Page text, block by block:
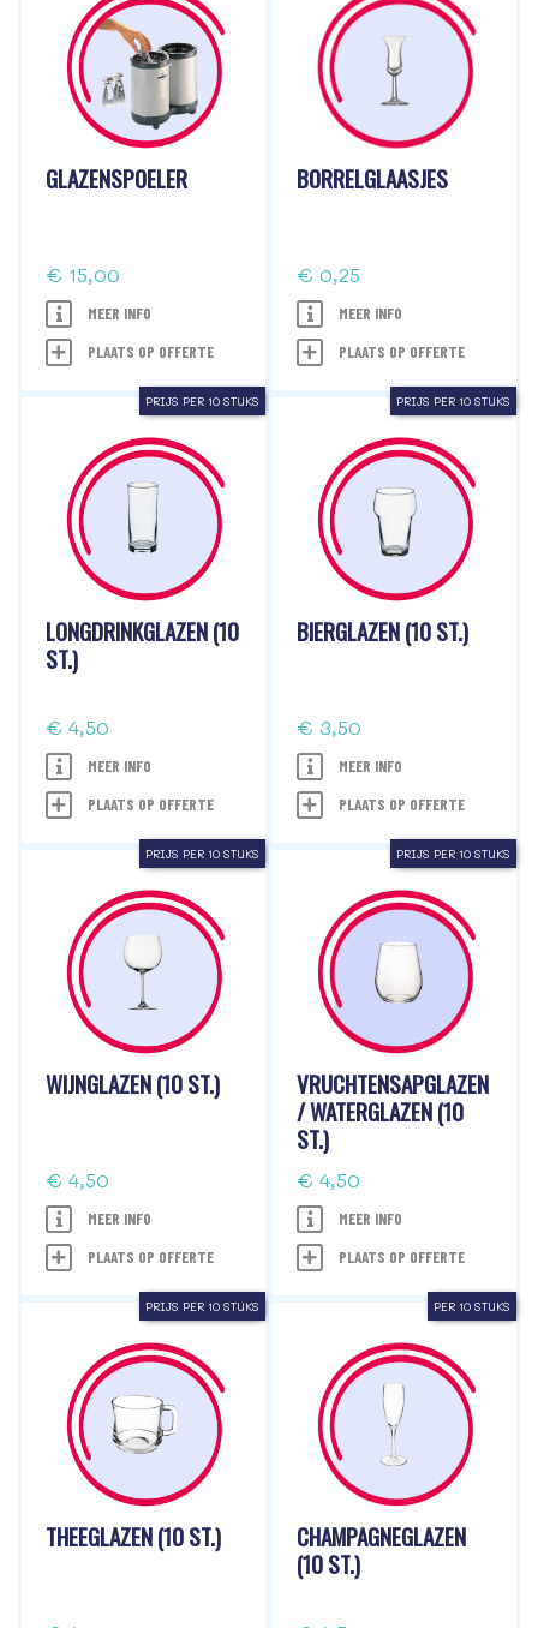
GLAZENSPOELER
€ 15,00
MEER INFO
PLAATS OP OFFERTE
BORRELGLAASJES
€ 0,25
MEER INFO
PLAATS OP OFFERTE
PRIJS PER 10 STUKS
LONGDRINKGLAZEN (10
ST.)
€ 4,50
MEER INFO
PLAATS OP OFFERTE
PRIJS PER 10 STUKS
BIERGLAZEN (10 ST.)
€ 3,50
MEER INFO
PLAATS OP OFFERTE
PRIJS PER 10 STUKS
WIJNGLAZEN (10 ST.)
€ 4,50
MEER INFO
PLAATS OP OFFERTE
PRIJS PER 10 STUKS
VRUCHTENSAPGLAZEN
/ WATERGLAZEN (10
ST.)
€ 4,50
MEER INFO
PLAATS OP OFFERTE
PRIJS PER 10 STUKS
THEEGLAZEN (10 ST.)
PER 10 STUKS
CHAMPAGNEGLAZEN
(10 ST.)